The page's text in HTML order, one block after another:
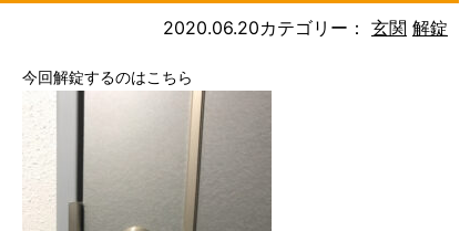
2020.06.20カテゴリー： 玄関 解錠
今回解錠するのはこちら